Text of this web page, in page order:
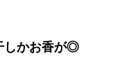
しかお香が◎